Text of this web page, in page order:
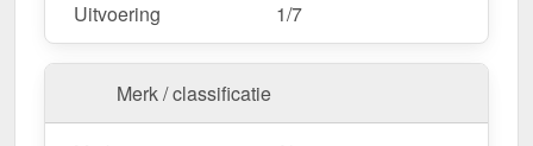
Uitvoering
1/7
Merk / classificatie